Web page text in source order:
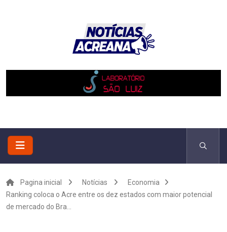
Pagina inicial Notícias
Economia
Ranking coloca o Acre entre os dez estados com maior potencial
de mercado do Bra...